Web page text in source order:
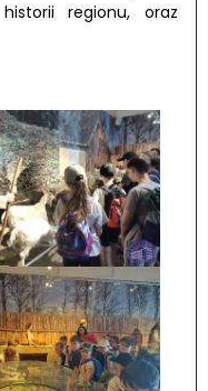
regionu, oraz